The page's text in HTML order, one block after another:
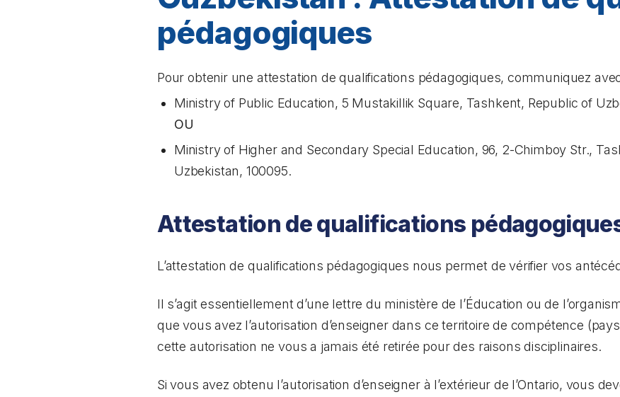
pédagogiques
Pour obtenir une attestation de qualifications pédagogiques, communiquez
Ministry of Public Education, 5 Mustakillik Square, Tashkent, Republic of
OU
Ministry of Higher and Secondary Special Education, 96, 2-Chimboy Str.,
Uzbekistan, 100095.
Attestation de qualifications
L’attestation de qualifications pédagogiques nous permet de vérifier vos
Il s’agit essentiellement d’une lettre du ministère de l’Éducation ou de
que vous avez l’autorisation d’enseigner dans ce territoire de compétence
cette autorisation ne vous a jamais été retirée pour des raisons disciplinaires.
Si vous avez obtenu l’autorisation d’enseigner à l’extérieur de l’Ontario, vous